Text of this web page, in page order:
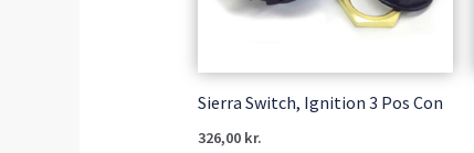
Sierra Switch, Ignition 3 Pos Con
326,00 kr.